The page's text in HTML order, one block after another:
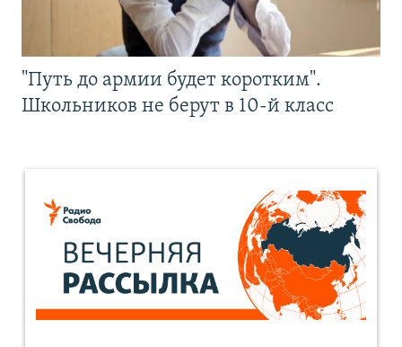
"Путь до армии будет коротким".
Школьников не берут в 10-й класс